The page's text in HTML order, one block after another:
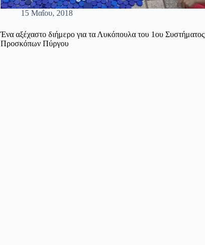
15 Μαΐου, 2018
Ένα αξέχαστο διήμερο για τα Λυκόπουλα του 1ου Συστήματος
Προσκόπων Πύργου